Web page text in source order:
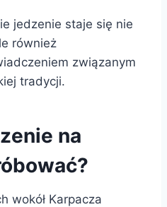
jedzenie staje się nie
również
związanym
tradycji.
na
wokół Karpacza